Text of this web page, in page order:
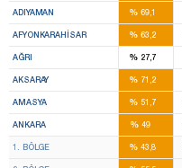
ADIYAMAN %69,1
AFYONKARAHISAR %63,2
AĞRI %27,7
AKSARAY %71,2
AMASYA %51,7
ANKARA % 49
1. BÖLGE %43,8